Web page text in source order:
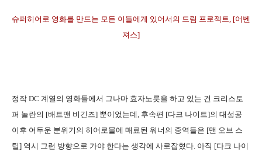
슈퍼히어로 영화를 만드는 모든 이들에게 있어서의 드림 프로젝트, [어벤
져스]
정작 DC 계열의 영화들에서 그나마 효자노릇을 하고 있는 건 크리스토
퍼 놀란의 [배트맨 비긴즈] 뿐이었는데, 후속편 [다크 나이트]의 대성공
이후 어두운 분위기의 히어로물에 매료된 워너의 중역들은 [맨 오브 스
틸] 역시 그런 방향으로 가야 한다는 생각에 사로잡혔다. 아직 [다크 나이